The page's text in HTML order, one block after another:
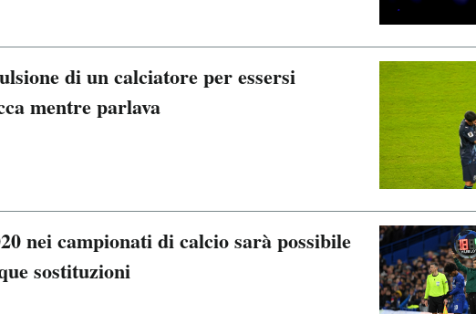
di un calciatore per essersi
mentre parlava
nei campionati di calcio sarà possibile
sostituzioni